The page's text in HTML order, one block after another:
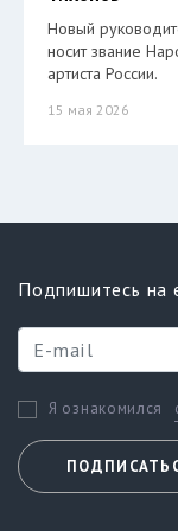
Новый
носит звание
артиста России.
15 мая 2026
Подпишитесь на
Я ознакомился